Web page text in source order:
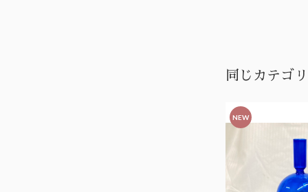
同じカテゴ
NEW